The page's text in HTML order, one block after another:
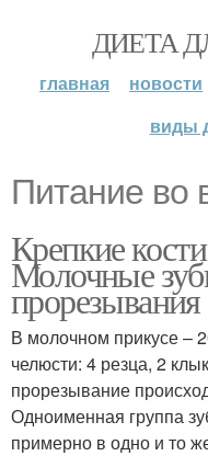
ДИЕТА
главная новости
виды
Питание во
Крепкие
Молочные
прорезывания
В молочном прикусе –
челюсти: 4 резца, 2
прорезывание
Одноименная группа
примерно в одно и то